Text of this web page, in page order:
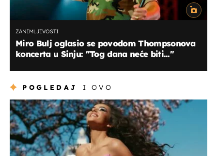
ZANIMLJIVOSTI
Miro Bulj oglasio se povodom Thompsonova
koncerta u Sinju: "Tog dana neće biti..."
POGLEDAJ I OVO